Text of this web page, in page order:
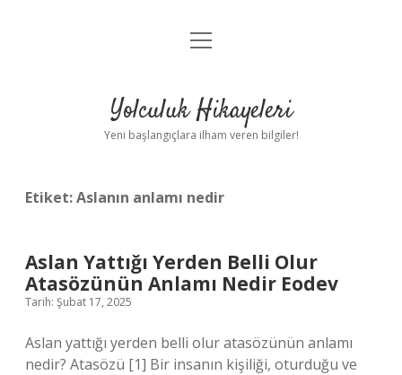
Anasayfa
Yasal Uyarı
menüyü
Yolculuk Hikayeleri
Yeni başlangıçlara ilham veren bilgiler!
Etiket:Aslanın anlamı nedir
Aslan Yattığı Yerden Belli Olur
Atasözünün Anlamı Nedir Eodev
Tarih: Şubat 17, 2025
Aslan yattığı yerden belli olur atasözünün anlamı
nedir? Atasözü [1] Bir insanın kişiliği, oturduğu ve